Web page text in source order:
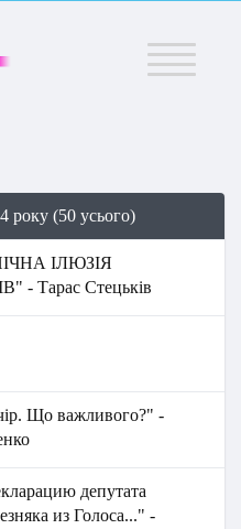
Меню
року (50 усього)
ІЛЮЗІЯ
- Тарас Стецьків
Що важливого?" -
депутата
из Голоса..." -